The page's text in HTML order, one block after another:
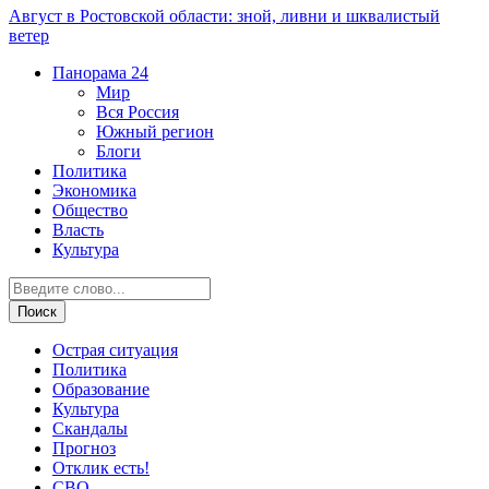
Август в Ростовской области: зной, ливни и шквалистый
ветер
Панорама 24
Мир
Вся Россия
Южный регион
Блоги
Политика
Экономика
Общество
Власть
Культура
Острая ситуация
Политика
Образование
Культура
Скандалы
Прогноз
Отклик есть!